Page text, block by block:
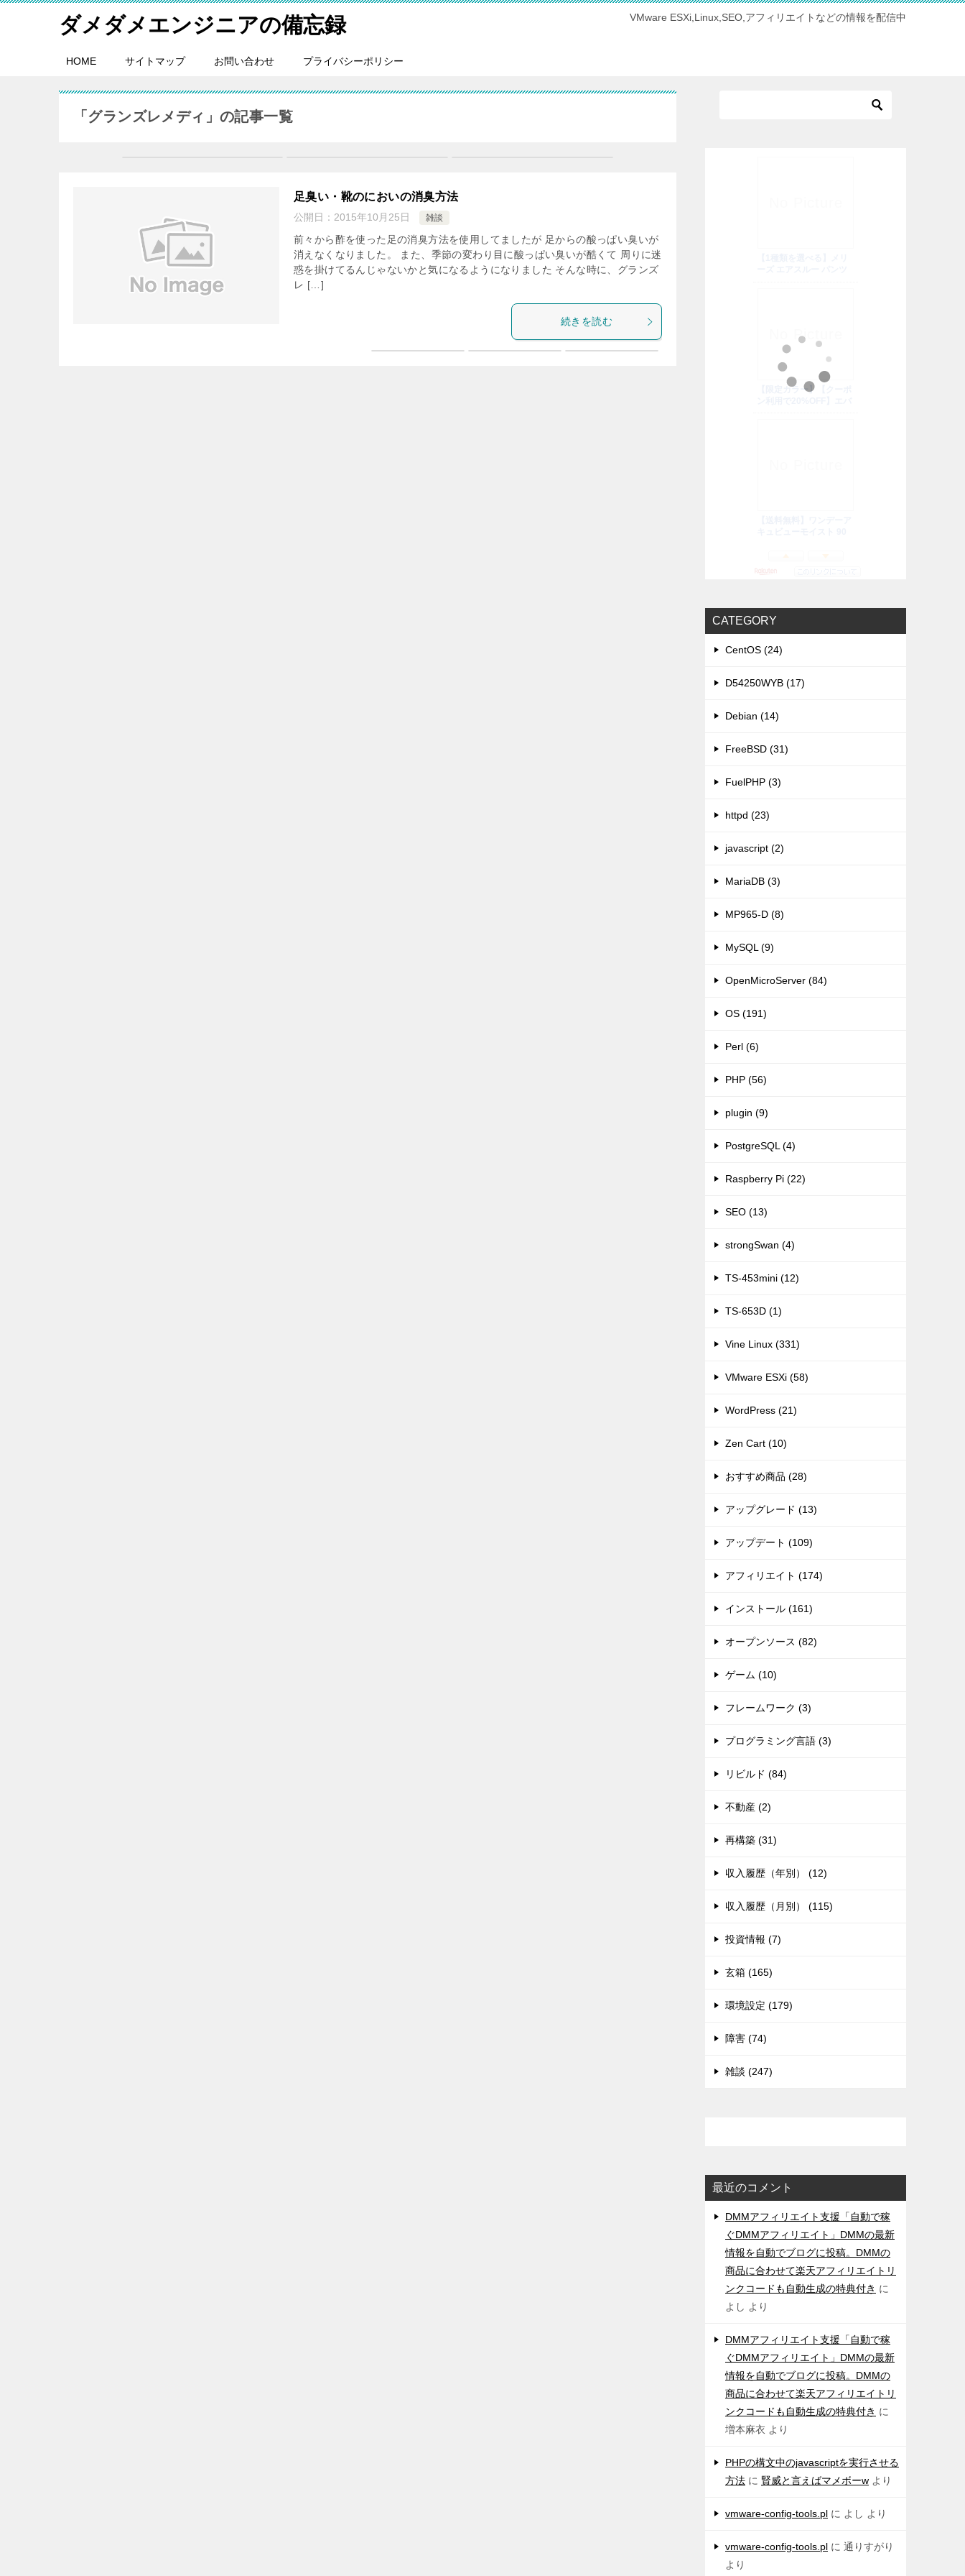
ダメダメエンジニアの備忘録 VMware ESXi,Linux,SEO,アフィリエイトなどの情報を配信中
HOME サイトマップ お問い合わせ プライバシーポリシー
「グランズレメディ」の記事一覧
足臭い・靴のにおいの消臭方法
公開日： 2015年10月25日 雑談
前々から酢を使った足の消臭方法を使用してましたが 足からの酸っぱい臭いが
消えなくなりました。 また、季節の変わり目に酸っぱい臭いが酷くて 周りに迷
惑を掛けてるんじゃないかと気になるようになりました そんな時に、グランズ
レ […]
続きを読む
CATEGORY
CentOS (24)
D54250WYB (17)
Debian (14)
FreeBSD (31)
FuelPHP (3)
httpd (23)
javascript (2)
MariaDB (3)
MP965-D (8)
MySQL (9)
OpenMicroServer (84)
OS (191)
Perl (6)
PHP (56)
plugin (9)
PostgreSQL (4)
Raspberry Pi (22)
SEO (13)
strongSwan (4)
TS-453mini (12)
TS-653D (1)
Vine Linux (331)
VMware ESXi (58)
WordPress (21)
Zen Cart (10)
おすすめ商品 (28)
アップグレード (13)
アップデート (109)
アフィリエイト (174)
インストール (161)
オープンソース (82)
ゲーム (10)
フレームワーク (3)
プログラミング言語 (3)
リビルド (84)
不動産 (2)
再構築 (31)
収入履歴（年別） (12)
収入履歴（月別） (115)
投資情報 (7)
玄箱 (165)
環境設定 (179)
障害 (74)
雑談 (247)
最近のコメント
DMMアフィリエイト支援「自動で稼
ぐDMMアフィリエイト」DMMの最新
情報を自動でブログに投稿。DMMの
商品に合わせて楽天アフィリエイトリ
ンクコードも自動生成の特典付き に
よし より
DMMアフィリエイト支援「自動で稼
ぐDMMアフィリエイト」DMMの最新
情報を自動でブログに投稿。DMMの
商品に合わせて楽天アフィリエイトリ
ンクコードも自動生成の特典付き に
増本麻衣 より
PHPの構文中のjavascriptを実行させる
方法 に 賢威と言えばマメボーw より
vmware-config-tools.pl に よし より
vmware-config-tools.pl に 通りすがり
より